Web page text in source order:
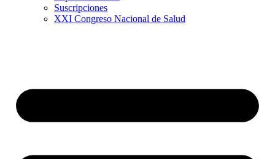
Suscripciones
XXI Congreso Nacional de Salud